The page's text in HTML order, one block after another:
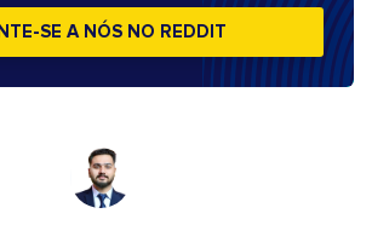
SE A NÓS NO REDDIT